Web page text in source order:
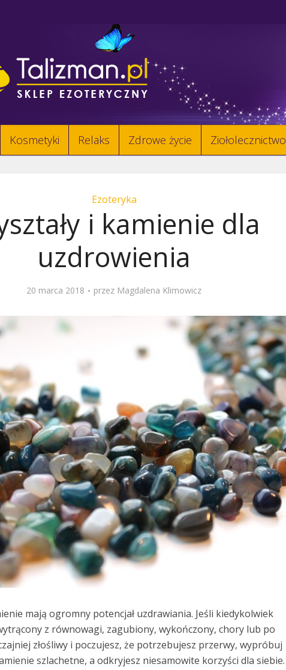
Kosmetyki Relaks Zdrowe życie Ziołolecznictwo
Ezoteryka
i kamienie dla
uzdrowienia
20 marca 2018 przez Magdalena Klimowicz
mają ogromny potencjał uzdrawiania. Jeśli kiedykolwiek
z równowagi, zagubiony, wykończony, chory lub po
złośliwy i poczujesz, że potrzebujesz przerwy, wypróbuj
szlachetne, a odkryjesz niesamowite korzyści dla siebie.